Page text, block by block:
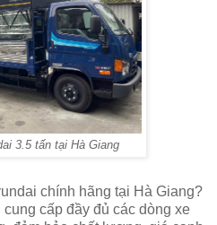
3.5 tấn tại Hà Giang
chính hãng tại Hà Giang?
cấp đầy đủ các dòng xe